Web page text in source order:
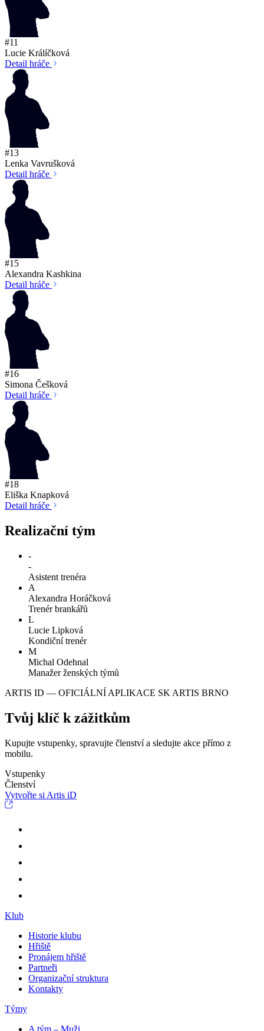
#11
Lucie Králíčková
Detail hráče
#13
Lenka Vavrušková
Detail hráče
#15
Alexandra Kashkina
Detail hráče
#16
Simona Češková
Detail hráče
#18
Eliška Knapková
Detail hráče
Realizační tým
-
-
Asistent trenéra
A
Alexandra Horáčková
Trenér brankářů
L
Lucie Lipková
Kondiční trenér
M
Michal Odehnal
Manažer ženských týmů
ARTIS ID — OFICIÁLNÍ APLIKACE SK ARTIS BRNO
Tvůj klíč k zážitkům
Kupujte vstupenky, spravujte členství a sledujte akce přímo z
mobilu.
Vstupenky
Členství
Vytvořte si Artis iD
Klub
Historie klubu
Hřiště
Pronájem hřiště
Partneři
Organizační struktura
Kontakty
Týmy
A tým – Muži